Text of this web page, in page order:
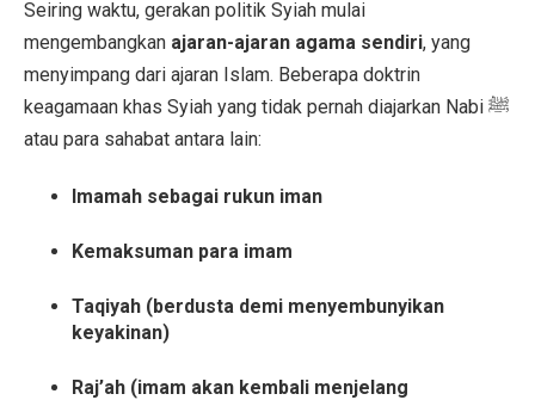
Seiring waktu, gerakan politik Syiah mulai
mengembangkan ajaran-ajaran agama sendiri, yang
menyimpang dari ajaran Islam. Beberapa doktrin
keagamaan khas Syiah yang tidak pernah diajarkan Nabi ﷺ
atau para sahabat antara lain:
Imamah sebagai rukun iman
Kemaksuman para imam
Taqiyah (berdusta demi menyembunyikan
keyakinan)
Raj’ah (imam akan kembali menjelang